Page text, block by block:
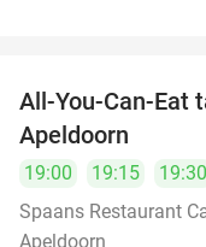
All-You-Can-Eat
Apeldoorn
19:00 19:15 19:30
Spaans Restaurant
Apeldoorn